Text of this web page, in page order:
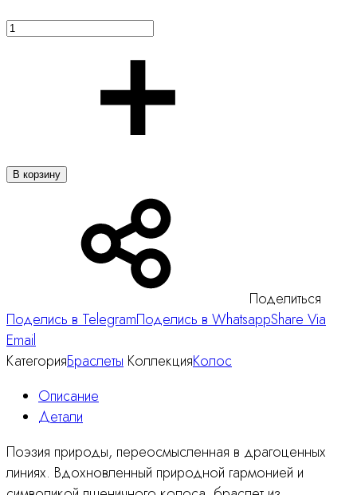
В корзину
Поделиться
Поделись в TelegramПоделись в WhatsappShare Via
Email
КатегорияБраслеты КоллекцияКолос
Описание
Детали
Поэзия природы, переосмысленная в драгоценных
линиях. Вдохновленный природной гармонией и